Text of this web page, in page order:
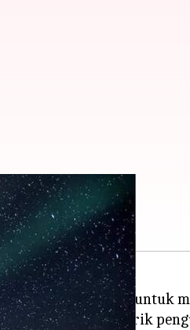
Yellowknife
lokasi utama untuk
memukau, menarik